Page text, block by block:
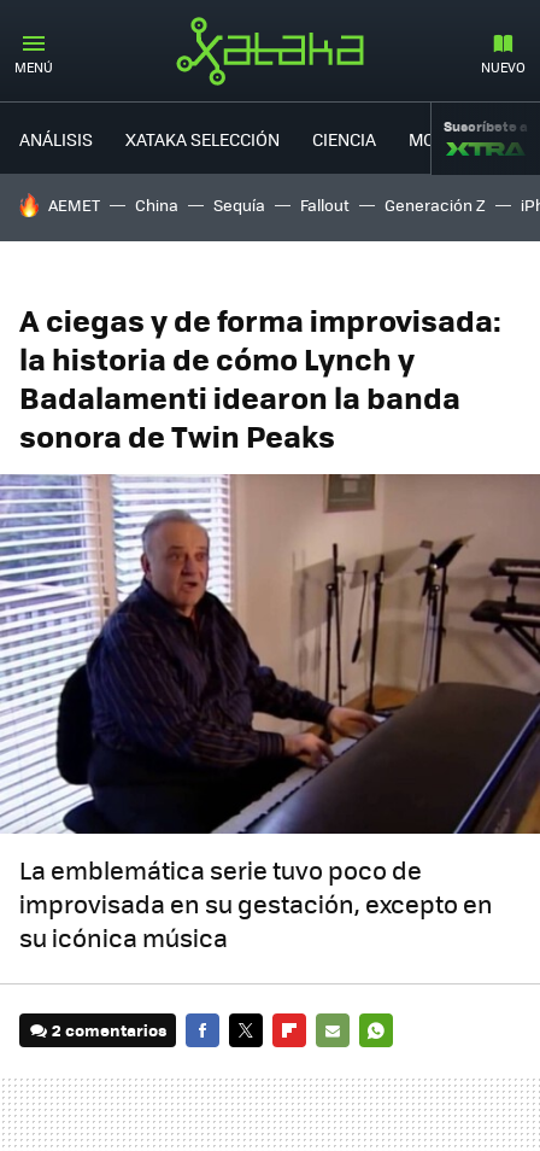
MENÚ NUEVO
ANÁLISIS XATAKA SELECCIÓN CIENCIA MOVILIDAD
Suscríbete a
HOY SE HABLA DE
AEMET China Sequía Fallout Generación Z
A ciegas y de forma improvisada:
la historia de cómo Lynch y
Badalamenti idearon la banda
sonora de Twin Peaks
La emblemática serie tuvo poco de
improvisada en su gestación, excepto en
su icónica música
2 comentarios
MAIL